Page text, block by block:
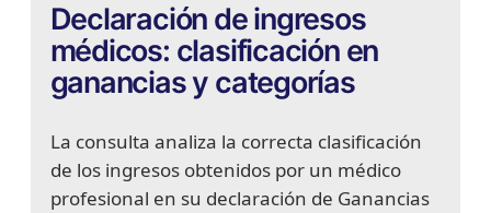
Declaración de ingresos
médicos: clasificación en
ganancias y categorías
La consulta analiza la correcta clasificación
de los ingresos obtenidos por un médico
profesional en su declaración de Ganancias